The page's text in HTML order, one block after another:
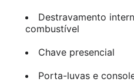
Destravamento
combustível
Chave presencial
Porta-luvas e